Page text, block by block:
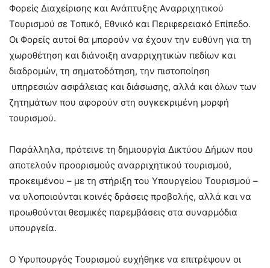
Φορείς Διαχείρισης και Ανάπτυξης Αναρριχητικού
Τουρισμού σε Τοπικό, Εθνικό και Περιφερειακό Επίπεδο.
Οι Φορείς αυτοί θα μπορούν να έχουν την ευθύνη για τη
χωροθέτηση και διάνοιξη αναρριχητικών πεδίων και
διαδρομών, τη σηματοδότηση, την πιστοποίηση
υπηρεσιών ασφάλειας και διάσωσης, αλλά και όλων των
ζητημάτων που αφορούν στη συγκεκριμένη μορφή
τουρισμού.
Παράλληλα, πρότεινε τη δημιουργία Δικτύου Δήμων που
αποτελούν προορισμούς αναρριχητικού τουρισμού,
προκειμένου – με τη στήριξη του Υπουργείου Τουρισμού –
να υλοποιούνται κοινές δράσεις προβολής, αλλά και να
προωθούνται θεσμικές παρεμβάσεις στα συναρμόδια
υπουργεία.
Ο Υφυπουργός Τουρισμού ευχήθηκε να επιτρέψουν οι